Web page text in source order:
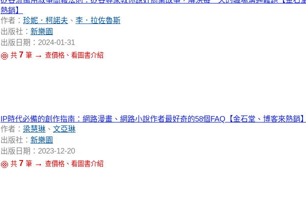
熱銷】
作者： 珍妮．柯諾夫 、 李．拉佐魯斯
出版社： 新樂園
出版日期：2024-01-31
共 7 筆 → 查價格、看圖書介紹
IP時代必備的創作指南：網路漫畫、網路小說作者最好奇的58個FAQ【金石堂、博客來熱銷
作者： 梁慧琳 、 文亞琳
出版社： 新樂園
出版日期：2023-12-20
共 7 筆 → 查價格、看圖書介紹